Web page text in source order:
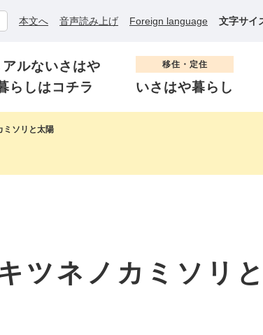
本文へ 音声読み上げ Foreign language 文字サイ
アルないさはや
らしはコチラ
移住・定住
いさはや暮らし
ミソリと太陽
ツネノカミソリ